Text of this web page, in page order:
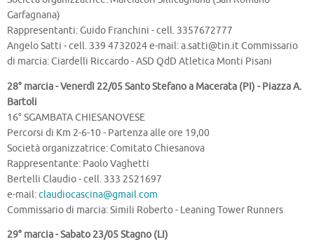
Garfagnana)
Rappresentanti: Guido Franchini - cell. 3357672777
Angelo Satti - cell. 339 4732024 e-mail:a.satti@tin.itCommissario
di marcia: Ciardelli Riccardo - ASD QdD Atletica Monti Pisani
28° marcia - Venerdì 22/05 Santo Stefano a Macerata (PI) - Piazza A.
Bartoli
16° SGAMBATA CHIESANOVESE
Percorsi di Km 2-6-10 - Partenza alle ore 19,00
Società organizzatrice: Comitato Chiesanova
Rappresentante: Paolo Vaghetti
Bertelli Claudio - cell. 333 2521697
e-mail:claudiocascina@gmail.com
Commissario di marcia: Simili Roberto - Leaning Tower Runners
29° marcia - Sabato 23/05 Stagno (LI)